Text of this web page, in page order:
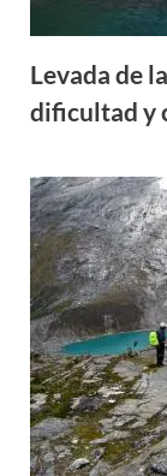
Levada de
dificultad y